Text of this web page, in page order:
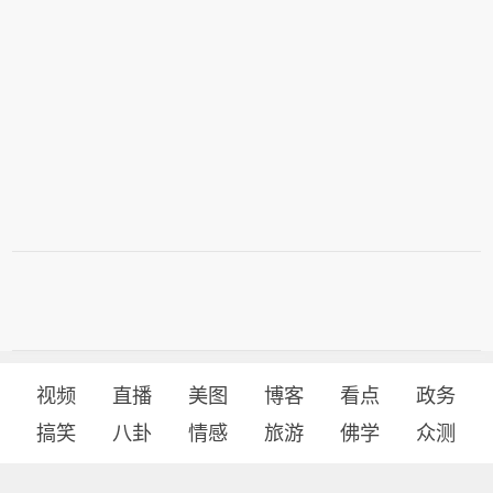
视频 直播 美图 博客 看点
政务
搞笑
八卦 情感 旅游 佛学 众测